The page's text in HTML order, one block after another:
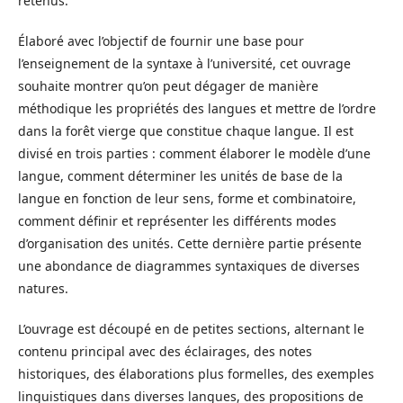
Élaboré avec l’objectif de fournir une base pour
l’enseignement de la syntaxe à l’université, cet ouvrage
souhaite montrer qu’on peut dégager de manière
méthodique les propriétés des langues et mettre de l’ordre
dans la forêt vierge que constitue chaque langue. Il est
divisé en trois parties : comment élaborer le modèle d’une
langue, comment déterminer les unités de base de la
langue en fonction de leur sens, forme et combinatoire,
comment définir et représenter les différents modes
d’organisation des unités. Cette dernière partie présente
une abondance de diagrammes syntaxiques de diverses
natures.
L’ouvrage est découpé en de petites sections, alternant le
contenu principal avec des éclairages, des notes
historiques, des élaborations plus formelles, des exemples
linguistiques dans diverses langues, des propositions de